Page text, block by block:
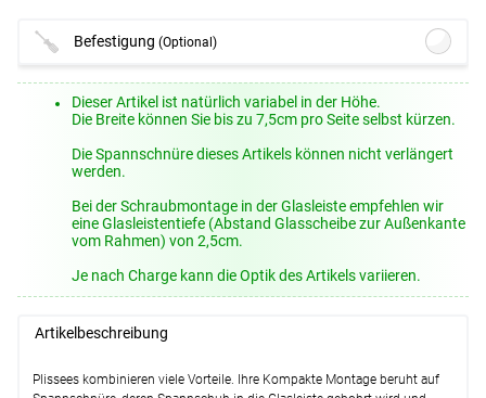
Befestigung(Optional)
Lysel Outlet - Wandträger #1W (+8,45
EUR)
Lysel Outlet - Klemmträger #1W
Lysel - Spannschuhe als Ersatzteile
#1W (+5,95 EUR)
Dieser Artikel ist natürlich variabel in der Höhe.
Die Breite können Sie bis zu 7,5cm pro Seite selbst kürzen.
Die Spannschnüre dieses Artikels können nicht verlängert
werden.
Bei der Schraubmontage in der Glasleiste empfehlen wir
eine Glasleistentiefe (Abstand Glasscheibe zur Außenkante
vom Rahmen) von 2,5cm.
Je nach Charge kann die Optik des Artikels variieren.
Artikelbeschreibung
Plissees kombinieren viele Vorteile. Ihre Kompakte Montage beruht auf